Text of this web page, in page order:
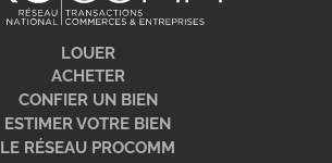
LOUER
ACHETER
CONFIER UN BIEN
ESTIMER VOTRE BIEN
LE RÉSEAU PROCOMM